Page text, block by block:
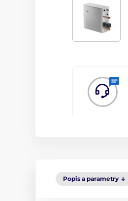
Popis a parametry